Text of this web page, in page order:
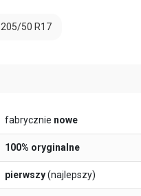
205/50 R17
fabrycznie nowe
100% oryginalne
pierwszy(najlepszy)